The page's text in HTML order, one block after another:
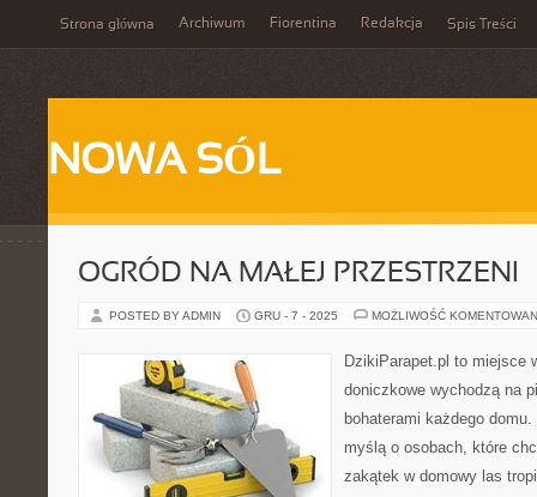
Strona główna Archiwum Fiorentina Redakcja Spis Treści
NOWA SÓL
OGRÓD NA MAŁEJ PRZESTRZENI
POSTED BY ADMIN GRU - 7 - 2025 MOŻLIWOŚĆ
DzikiParapet.pl to miejsce
doniczkowe wychodzą na
bohaterami każdego
myślą o osobach, które
zakątek w domowy las